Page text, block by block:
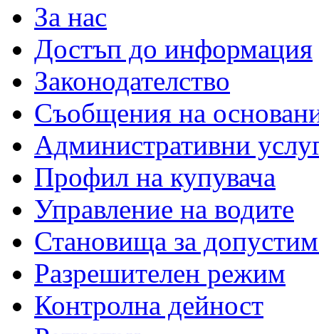
За нас
Достъп до информация
Законодателство
Съобщения на
Административни
Профил на купувача
Управление на водите
Становища за
Разрешителен режим
Контролна дейност